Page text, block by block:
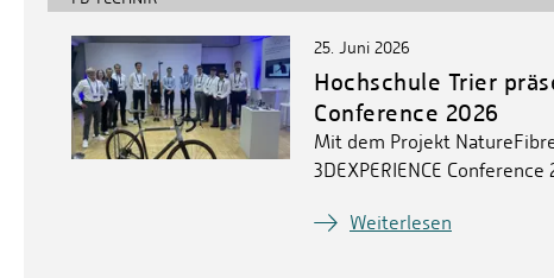
25. Juni 2026
Hochschule Trier
Conference 2026
Mit dem Projekt
3DEXPERIENCE
Weiterlesen